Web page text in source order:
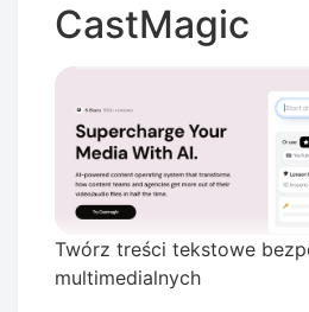
CastMagic
Twórz treści tekstowe
multimedialnych